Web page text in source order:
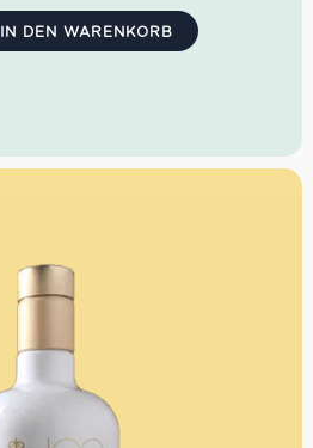
IN DEN WARENKORB